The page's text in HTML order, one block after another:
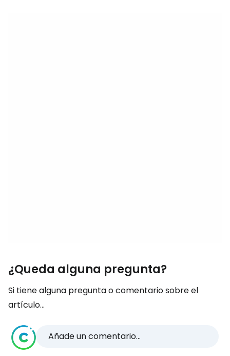
¿Queda alguna pregunta?
Si tiene alguna pregunta o comentario sobre el
artículo...
Añade un comentario...